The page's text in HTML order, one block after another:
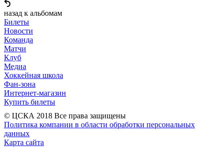
назад к альбомам
Билеты
Новости
Команда
Матчи
Клуб
Медиа
Хоккейная школа
Фан-зона
Интернет-магазин
Купить билеты
© ЦСКА 2018 Все права защищены
Политика компании в области обработки персональных
данных
Карта сайта